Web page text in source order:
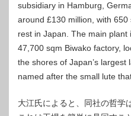
subsidiary in Hamburg,
around £130 million, with
rest in Japan. The main
47,700 sqm Biwako factory,
the shores of Japan’s largest
named after the small lute
大江氏によると、同社の哲学